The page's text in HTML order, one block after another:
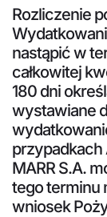
Rozliczenie
nastąpić w
całkowitej
180 dni
wystawiane
przypadkach
MARR S.A.
tego terminu
wniosek